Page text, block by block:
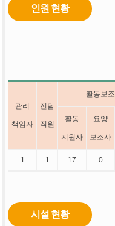
인원 현황
관리
책임자
전담
직원
활동보조
활동
지원사
요양
보조사
1 1 17 0
시설 현황